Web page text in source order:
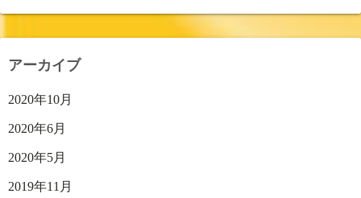
アーカイブ
2020年10月
2020年6月
2020年5月
2019年11月